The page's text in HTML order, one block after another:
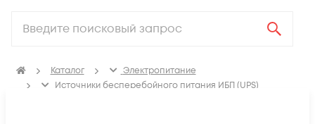
Каталог
Электропитание
Источники бесперебойного питания ИБП (UPS)